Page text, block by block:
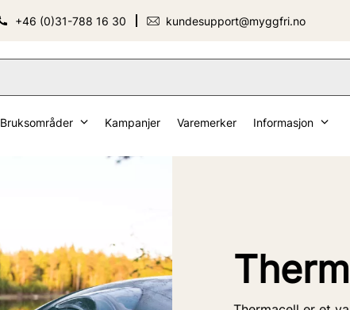
+46 (0)31-788 16 30 kundesupport@myggfri.no
Bruksområder Kampanjer Varemerker Informasjon